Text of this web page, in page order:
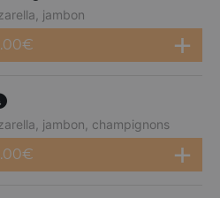
jambon
€
jambon, champignons
€